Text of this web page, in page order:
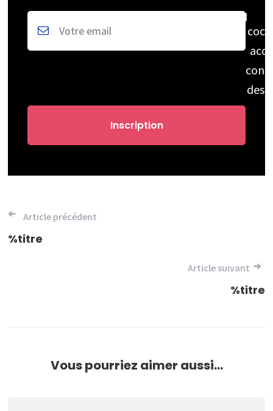
des
Navigation
de
Article précédent
%titre
Article suivant
%titre
Vous pourriez aimer aussi...